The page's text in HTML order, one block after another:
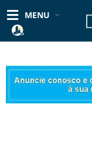
para
conteúdo
MENU